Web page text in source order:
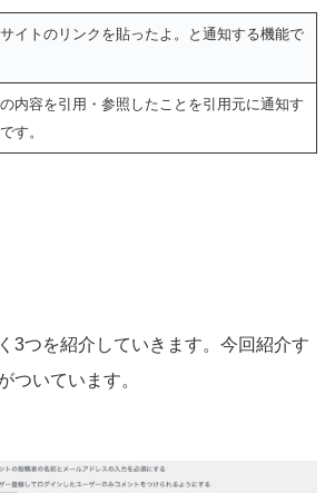
イトのリンクを貼ったよ。と通知する機能で
内容を引用・参照したことを引用元に通知す
す。
3つを紹介していきます。今回紹介す
ついています。